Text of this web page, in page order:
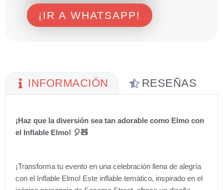
¡IR A WHATSAPP!
INFORMACIÓN RESEÑAS
¡Haz que la diversión sea tan adorable como Elmo con
el Inflable Elmo! 🎈🧸
¡Transforma tu evento en una celebración llena de alegría
con el Inflable Elmo! Este inflable temático, inspirado en el